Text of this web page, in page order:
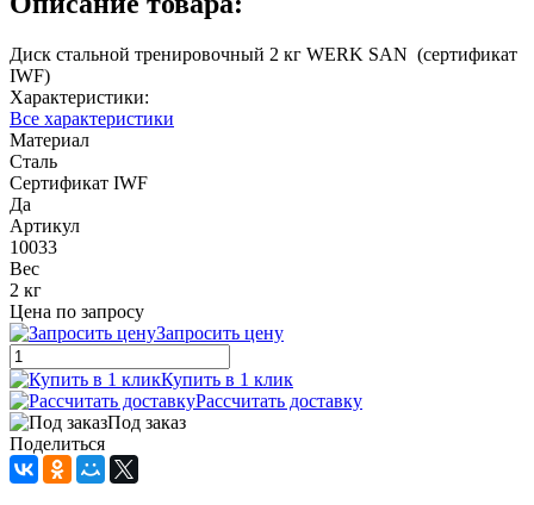
Диск стальной тренировочный 2 кг WERK SAN (сертификат
IWF)
Характеристики:
Все характеристики
Материал
Сталь
Сертификат IWF
Да
Артикул
10033
Вес
2 кг
Цена по запросу
Запросить цену
Купить в 1 клик
Рассчитать доставку
Под заказ
Поделиться